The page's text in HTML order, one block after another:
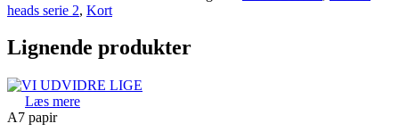
heads serie 2, Kort
Lignende produkter
Læs mere
A7 papir